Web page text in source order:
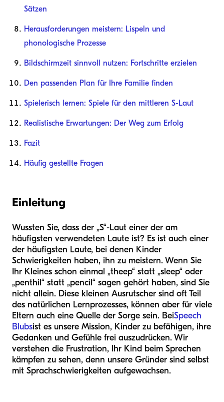
Sätzen
Herausforderungen meistern: Lispeln und
phonologische Prozesse
Bildschirmzeit sinnvoll nutzen: Fortschritte erzielen
Den passenden Plan für Ihre Familie finden
Spielerisch lernen: Spiele für den mittleren S-Laut
Realistische Erwartungen: Der Weg zum Erfolg
Fazit
Häufig gestellte Fragen
Einleitung
Wussten Sie, dass der „S“-Laut einer der am
häufigsten verwendeten Laute ist? Es ist auch einer
der häufigsten Laute, bei denen Kinder
Schwierigkeiten haben, ihn zu meistern. Wenn Sie
Ihr Kleines schon einmal „theep“ statt „sleep“ oder
„penthil“ statt „pencil“ sagen gehört haben, sind Sie
nicht allein. Diese kleinen Ausrutscher sind oft Teil
des natürlichen Lernprozesses, können aber für viele
Eltern auch eine Quelle der Sorge sein. BeiSpeech
Blubsist es unsere Mission, Kinder zu befähigen, ihre
Gedanken und Gefühle frei auszudrücken. Wir
verstehen die Frustration, Ihr Kind beim Sprechen
kämpfen zu sehen, denn unsere Gründer sind selbst
mit Sprachschwierigkeiten aufgewachsen.